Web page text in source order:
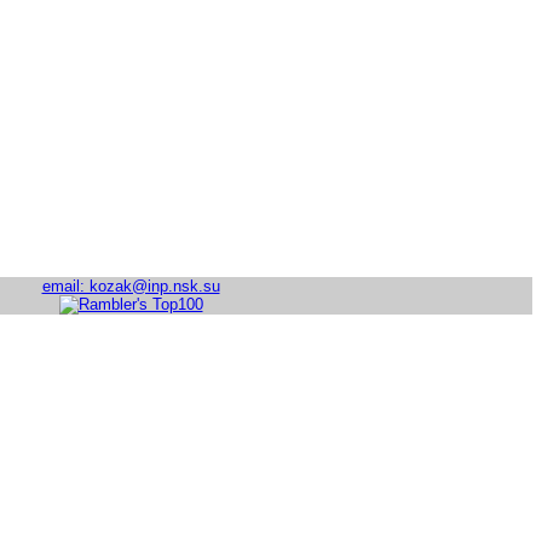
email: kozak@inp.nsk.su